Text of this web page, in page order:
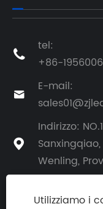

tel:
+86-

E-mail:

Indirizzo:
Wenling,
Utilizziamo i